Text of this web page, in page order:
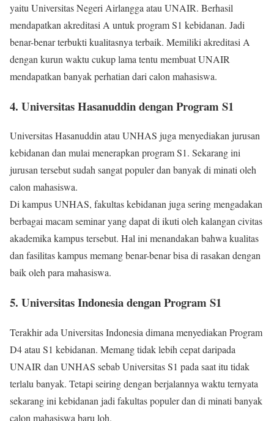
yaitu Universitas Negeri Airlangga atau UNAIR. Berhasil
mendapatkan akreditasi A untuk program S1 kebidanan. Jadi
benar-benar terbukti kualitasnya terbaik. Memiliki akreditasi A
dengan kurun waktu cukup lama tentu membuat UNAIR
mendapatkan banyak perhatian dari calon mahasiswa.
4. Universitas Hasanuddin dengan Program S1
Universitas Hasanuddin atau UNHAS juga menyediakan jurusan
kebidanan dan mulai menerapkan program S1. Sekarang ini
jurusan tersebut sudah sangat populer dan banyak di minati oleh
calon mahasiswa.
Di kampus UNHAS, fakultas kebidanan juga sering mengadakan
berbagai macam seminar yang dapat di ikuti oleh kalangan civitas
akademika kampus tersebut. Hal ini menandakan bahwa kualitas
dan fasilitas kampus memang benar-benar bisa di rasakan dengan
baik oleh para mahasiswa.
5. Universitas Indonesia dengan Program S1
Terakhir ada Universitas Indonesia dimana menyediakan Program
D4 atau S1 kebidanan. Memang tidak lebih cepat daripada
UNAIR dan UNHAS sebab Universitas S1 pada saat itu tidak
terlalu banyak. Tetapi seiring dengan berjalannya waktu ternyata
sekarang ini kebidanan jadi fakultas populer dan di minati banyak
calon mahasiswa baru loh.